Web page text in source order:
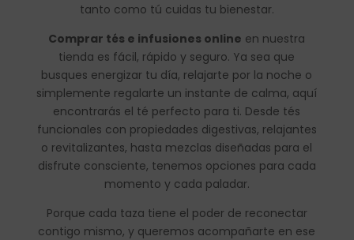
tanto como tú cuidas tu bienestar.
Comprar tés e infusiones online en nuestra
tienda es fácil, rápido y seguro. Ya sea que
busques energizar tu día, relajarte por la noche o
simplemente regalarte un instante de calma, aquí
encontrarás el té perfecto para ti. Desde tés
funcionales con propiedades digestivas, relajantes
o revitalizantes, hasta mezclas diseñadas para el
disfrute consciente, tenemos opciones para cada
momento y cada paladar.
Porque cada taza tiene el poder de reconectar
contigo mismo, y queremos acompañarte en ese